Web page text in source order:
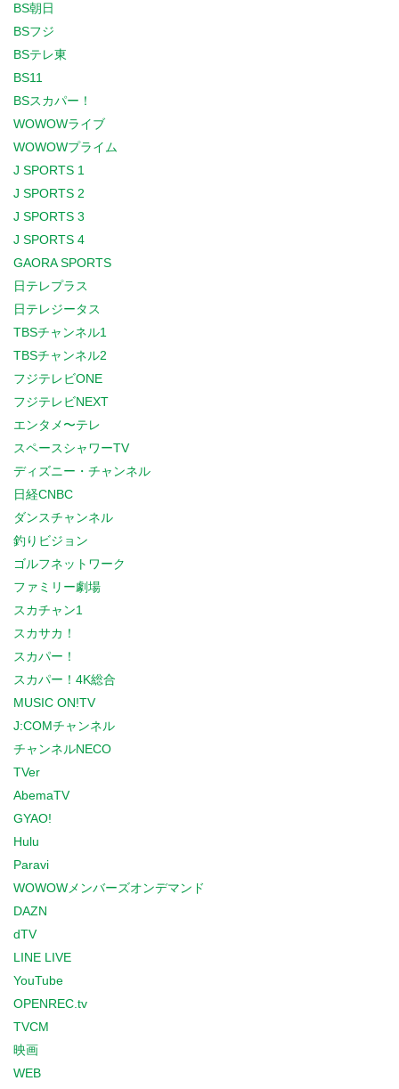
BS朝日
BSフジ
BSテレ東
BS11
BSスカパー！
WOWOWライブ
WOWOWプライム
J SPORTS 1
J SPORTS 2
J SPORTS 3
J SPORTS 4
GAORA SPORTS
日テレプラス
日テレジータス
TBSチャンネル1
TBSチャンネル2
フジテレビONE
フジテレビNEXT
エンタメ〜テレ
スペースシャワーTV
ディズニー・チャンネル
日経CNBC
ダンスチャンネル
釣りビジョン
ゴルフネットワーク
ファミリー劇場
スカチャン1
スカサカ！
スカパー！
スカパー！4K総合
MUSIC ON!TV
J:COMチャンネル
チャンネルNECO
TVer
AbemaTV
GYAO!
Hulu
Paravi
WOWOWメンバーズオンデマンド
DAZN
dTV
LINE LIVE
YouTube
OPENREC.tv
TVCM
映画
WEB